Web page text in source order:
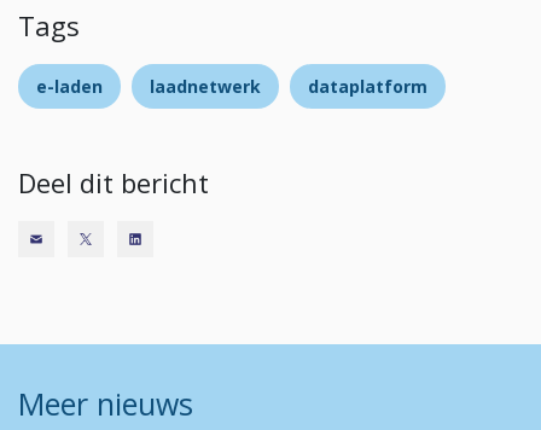
Tags
e-laden laadnetwerk dataplatform
Deel dit bericht
Meer nieuws